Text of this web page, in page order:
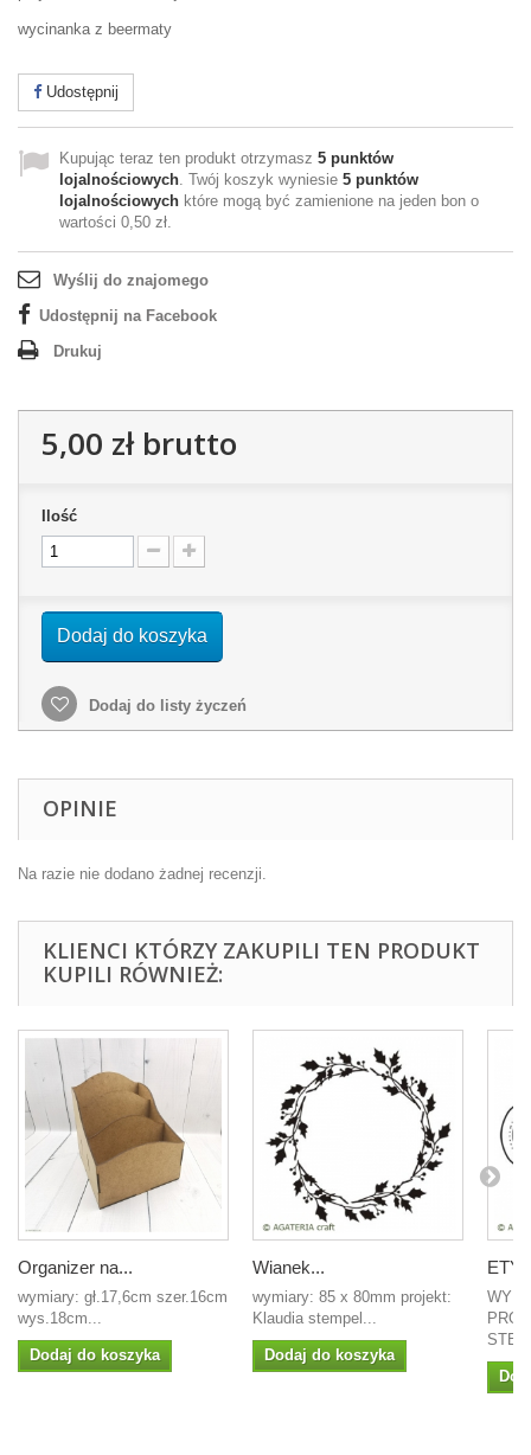
wycinanka z beermaty
Udostępnij
Kupując teraz ten produkt otrzymasz 5 punktów
lojalnościowych. Twój koszyk wyniesie 5 punktów
lojalnościowych które mogą być zamienione na jeden bon o
wartości 0,50 zł.
Wyślij do znajomego
Udostępnij na Facebook
Drukuj
5,00 złbrutto
Ilość
Dodaj do koszyka
Dodaj do listy życzeń
OPINIE
Na razie nie dodano żadnej recenzji.
KLIENCI KTÓRZY ZAKUPILI TEN PRODUKT
KUPILI RÓWNIEŻ:
Organizer na...
wymiary: gł.17,6cm szer.16cm
wys.18cm...
Dodaj do koszyka
Wianek...
wymiary: 85 x 80mm projekt:
Klaudia stempel...
Dodaj do koszyka